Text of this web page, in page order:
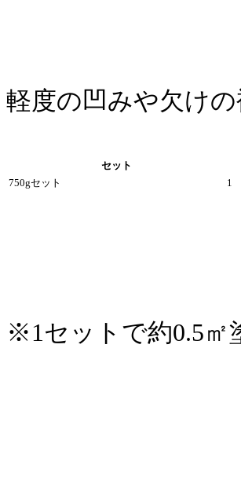
軽度の凹みや欠けの
セット
750gセット
1
※1セットで約0.5㎡